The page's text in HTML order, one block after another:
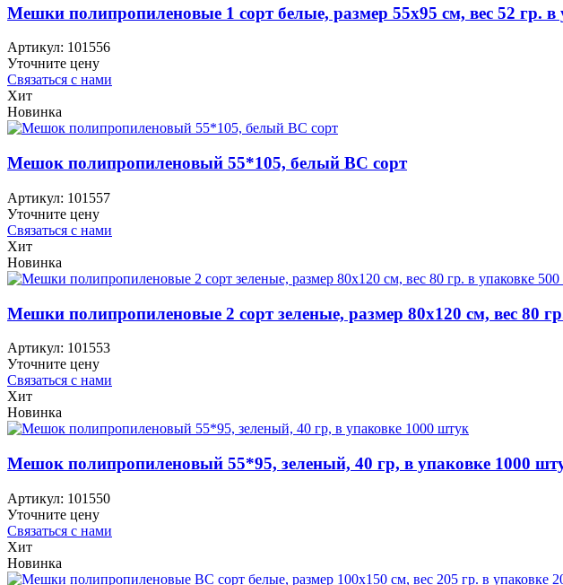
Мешки полипропиленовые 1 сорт белые, размер 55х95 см, вес 52 гр.
Артикул: 101556
Уточните цену
Связаться с нами
Хит
Новинка
Мешок полипропиленовый 55*105, белый ВС сорт
Артикул: 101557
Уточните цену
Связаться с нами
Хит
Новинка
Мешки полипропиленовые 2 сорт зеленые, размер 80х120 см, вес 80
Артикул: 101553
Уточните цену
Связаться с нами
Хит
Новинка
Мешок полипропиленовый 55*95, зеленый, 40 гр, в упаковке 1000
Артикул: 101550
Уточните цену
Связаться с нами
Хит
Новинка